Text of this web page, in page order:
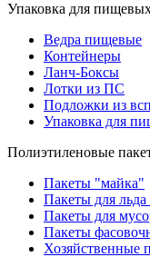
Упаковка для
Ведра пищевые
Контейнеры
Ланч-Боксы
Лотки из ПС
Подложки из
Упаковка для
Полиэтиленовые
Пакеты "майка"
Пакеты для льда
Пакеты для
Пакеты
Хозяйственные